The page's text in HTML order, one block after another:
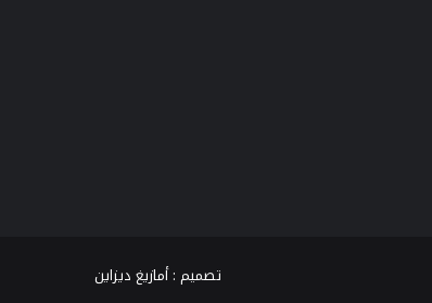
تصميم :أمازيغ ديزاين TikTokواتساب